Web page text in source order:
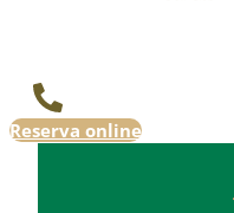
Reserva online